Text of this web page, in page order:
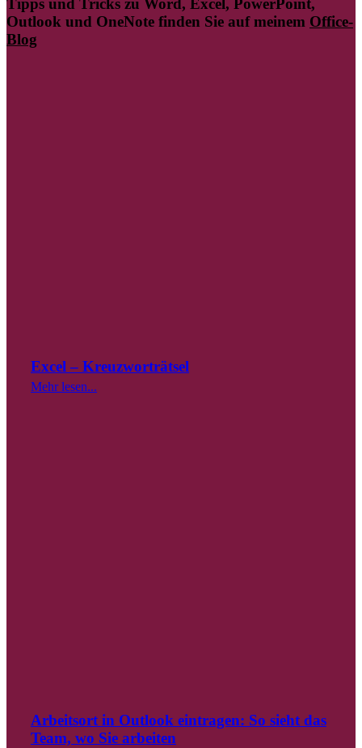
Tipps und Tricks zu Word, Excel, PowerPoint,
Outlook und OneNote finden Sie auf meinem Office-
Blog
Excel – Kreuzworträtsel
Mehr lesen...
Arbeitsort in Outlook eintragen: So sieht das
Team, wo Sie arbeiten